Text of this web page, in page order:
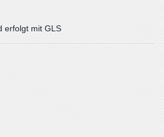
erfolgt mit GLS